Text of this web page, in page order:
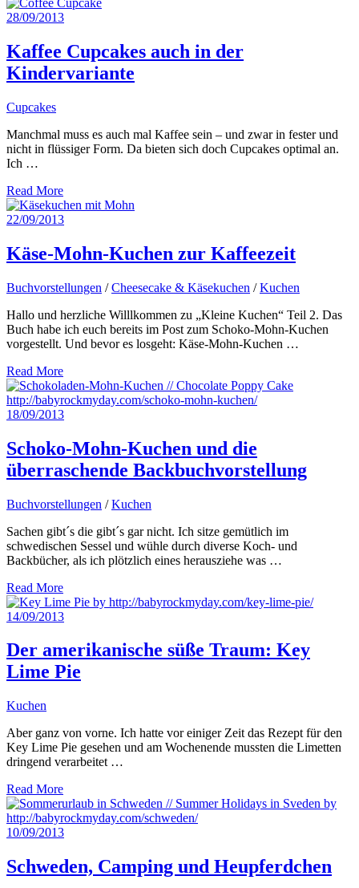
28/09/2013
Kaffee Cupcakes auch in der
Kindervariante
Cupcakes
Manchmal muss es auch mal Kaffee sein – und zwar in fester und
nicht in flüssiger Form. Da bieten sich doch Cupcakes optimal an.
Ich …
Read More
22/09/2013
Käse-Mohn-Kuchen zur Kaffeezeit
Buchvorstellungen /Cheesecake & Käsekuchen /Kuchen
Hallo und herzliche Willlkommen zu „Kleine Kuchen“ Teil 2. Das
Buch habe ich euch bereits im Post zum Schoko-Mohn-Kuchen
vorgestellt. Und bevor es losgeht: Käse-Mohn-Kuchen …
Read More
18/09/2013
Schoko-Mohn-Kuchen und die
überraschende Backbuchvorstellung
Buchvorstellungen /Kuchen
Sachen gibt´s die gibt´s gar nicht. Ich sitze gemütlich im
schwedischen Sessel und wühle durch diverse Koch- und
Backbücher, als ich plötzlich eines herausziehe was …
Read More
14/09/2013
Der amerikanische süße Traum: Key
Lime Pie
Kuchen
Aber ganz von vorne. Ich hatte vor einiger Zeit das Rezept für den
Key Lime Pie gesehen und am Wochenende mussten die Limetten
dringend verarbeitet …
Read More
10/09/2013
Schweden, Camping und Heupferdchen